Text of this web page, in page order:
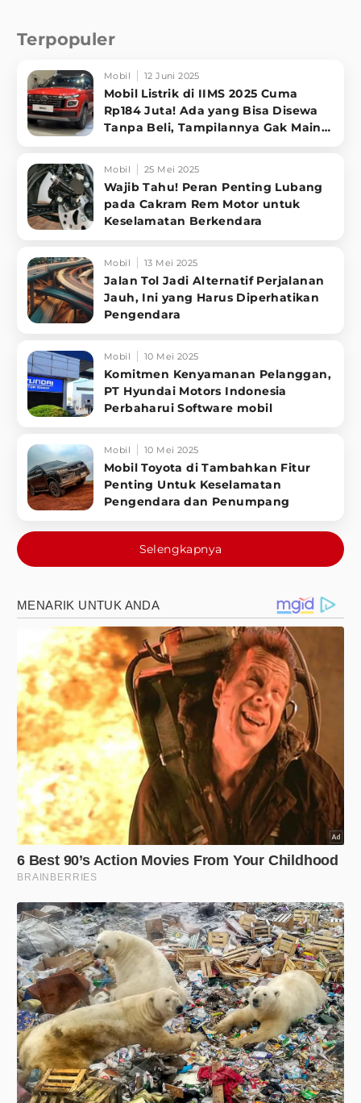
Terpopuler
Mobil 12 Juni 2025
Mobil Listrik di IIMS 2025 Cuma
Rp184 Juta! Ada yang Bisa Disewa
Tanpa Beli, Tampilannya Gak Main-
Mobil 25 Mei 2025
Wajib Tahu! Peran Penting Lubang
pada Cakram Rem Motor untuk
Keselamatan Berkendara
Mobil 13 Mei 2025
Jalan Tol Jadi Alternatif Perjalanan
Jauh, Ini yang Harus Diperhatikan
Pengendara
Mobil 10 Mei 2025
Komitmen Kenyamanan Pelanggan,
PT Hyundai Motors Indonesia
Perbaharui Software mobil
Mobil 10 Mei 2025
Mobil Toyota di Tambahkan Fitur
Penting Untuk Keselamatan
Pengendara dan Penumpang
Selengkapnya